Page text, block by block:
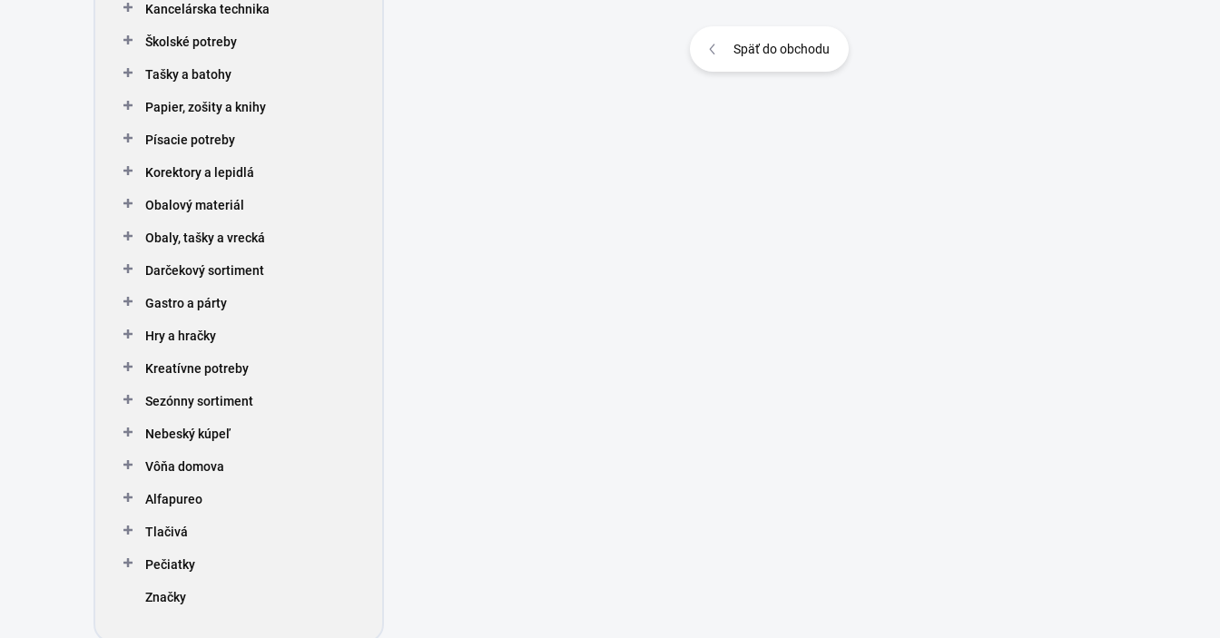
Kancelárska technika
Školské potreby
Tašky a batohy
Papier, zošity a knihy
Písacie potreby
Korektory a lepidlá
Obalový materiál
Obaly, tašky a vrecká
Darčekový sortiment
Gastro a párty
Hry a hračky
Kreatívne potreby
Sezónny sortiment
Nebeský kúpeľ
Vôňa domova
Alfapureo
Tlačivá
Pečiatky
Značky
Späť do obchodu